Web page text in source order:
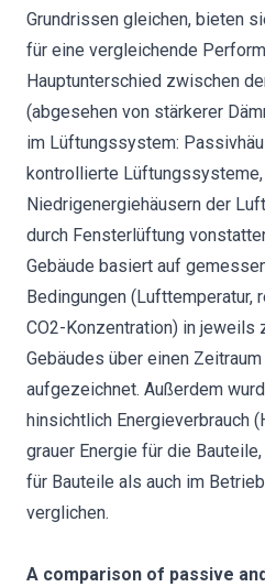
Grundrissen gleichen, bieten
für eine vergleichende
Hauptunterschied zwischen
(abgesehen von stärkerer
im Lüftungssystem:
kontrollierte Lüftungssysteme,
Niedrigenergiehäusern der
durch Fensterlüftung
Gebäude basiert auf
Bedingungen (Lufttemperatur,
CO2-Konzentration) in jeweils
Gebäudes über einen
aufgezeichnet. Außerdem
hinsichtlich Energieverbrauch
grauer Energie für die
für Bauteile als auch im
verglichen.
A comparison of passive